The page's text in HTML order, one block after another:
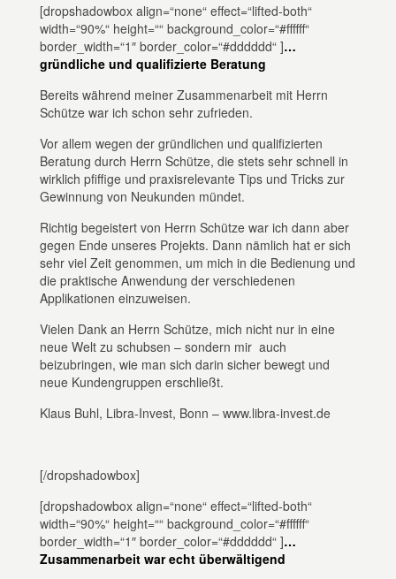
[dropshadowbox align=“none“ effect=“lifted-both“
width=“90%“ height=““ background_color=“#ffffff“
border_width=“1″ border_color=“#dddddd“ ]…
gründliche und qualifizierte Beratung
Bereits während meiner Zusammenarbeit mit Herrn
Schütze war ich schon sehr zufrieden.
Vor allem wegen der gründlichen und qualifizierten
Beratung durch Herrn Schütze, die stets sehr schnell in
wirklich pfiffige und praxisrelevante Tips und Tricks zur
Gewinnung von Neukunden mündet.
Richtig begeistert von Herrn Schütze war ich dann aber
gegen Ende unseres Projekts. Dann nämlich hat er sich
sehr viel Zeit genommen, um mich in die Bedienung und
die praktische Anwendung der verschiedenen
Applikationen einzuweisen.
Vielen Dank an Herrn Schütze, mich nicht nur in eine
neue Welt zu schubsen – sondern mir auch
beizubringen, wie man sich darin sicher bewegt und
neue Kundengruppen erschließt.
Klaus Buhl, Libra-Invest, Bonn – www.libra-invest.de
[/dropshadowbox]
[dropshadowbox align=“none“ effect=“lifted-both“
width=“90%“ height=““ background_color=“#ffffff“
border_width=“1″ border_color=“#dddddd“ ]…
Zusammenarbeit war echt überwältigend